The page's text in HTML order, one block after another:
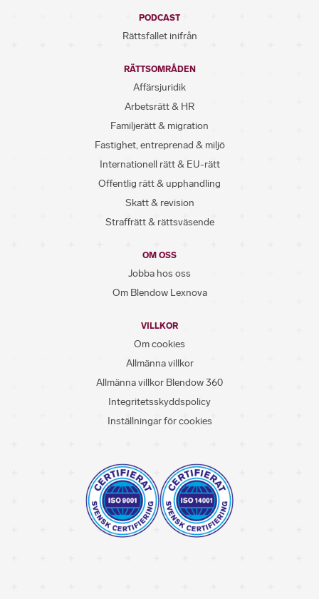
PODCAST
Rättsfallet inifrån
RÄTTSOMRÅDEN
Affärsjuridik
Arbetsrätt & HR
Familjerätt & migration
Fastighet, entreprenad & miljö
Internationell rätt & EU-rätt
Offentlig rätt & upphandling
Skatt & revision
Straffrätt & rättsväsende
OM OSS
Jobba hos oss
Om Blendow Lexnova
VILLKOR
Om cookies
Allmänna villkor
Allmänna villkor Blendow 360
Integritetsskyddspolicy
Inställningar för cookies